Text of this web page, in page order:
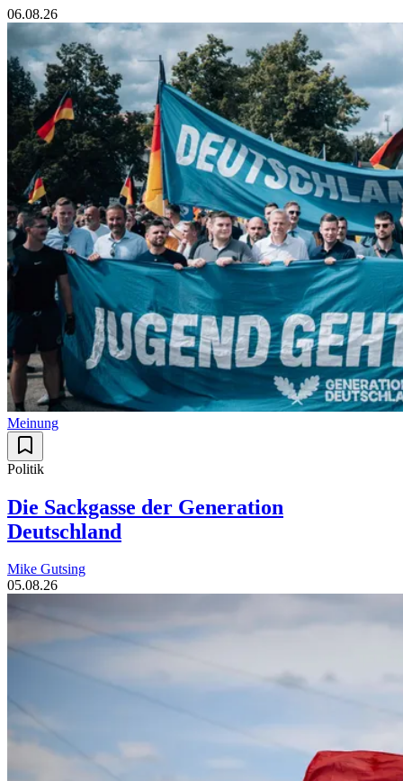
06.08.26
Meinung
Politik
Die Sackgasse der Generation
Deutschland
Mike Gutsing
05.08.26